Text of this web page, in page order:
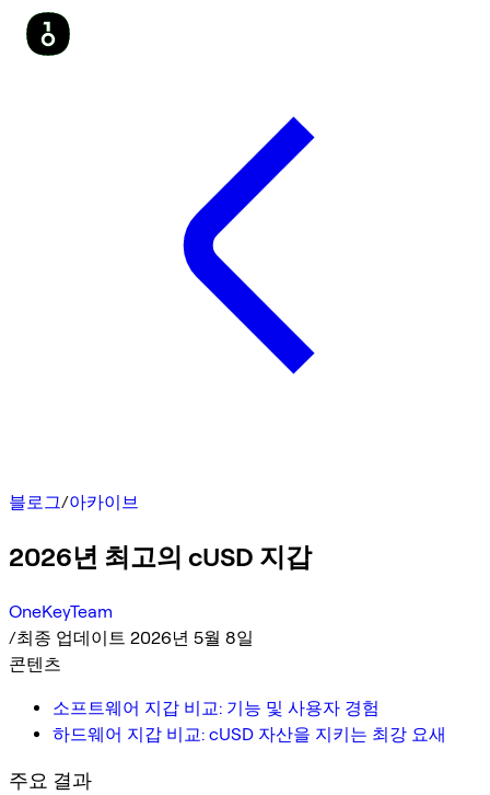
블로그/아카이브
2026년 최고의 cUSD 지갑
OneKeyTeam
/최종 업데이트 2026년 5월 8일
콘텐츠
소프트웨어 지갑 비교: 기능 및 사용자 경험
하드웨어 지갑 비교: cUSD 자산을 지키는 최강 요새
주요 결과